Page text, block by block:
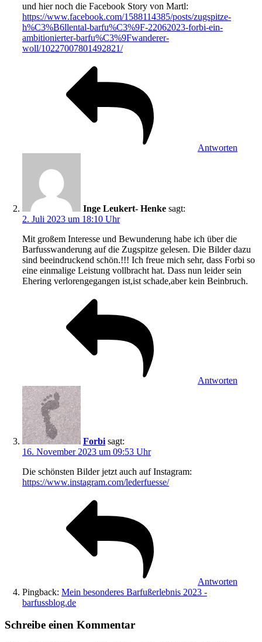
und hier noch die Facebook Story von Martl:
https://www.facebook.com/1588114385/posts/zugspitze-
h%C3%B6llental-barfu%C3%9F-22062023-forbi-ein-
ambitionierter-barfu%C3%9Fwanderer-
woll/10227007801492821/
Antworten
Inge Leukert- Henke sagt:
2. Juli 2023 um 18:10 Uhr
Mit großem Interesse und Bewunderung habe ich über die
Barfusswanderung auf die Zugspitze gelesen. Die Bilder dazu
sind beeindruckend schön.!!! Ich freue mich sehr, dass Forbi so
eine einmalige Leistung vollbracht hat. Dass nun leider sein
Ehering verlorengegangen ist,ist schade,aber kein Beinbruch.
Antworten
Forbi sagt:
16. November 2023 um 09:53 Uhr
Die schönsten Bilder jetzt auch auf Instagram:
https://www.instagram.com/lederfuesse/
Antworten
Pingback: Mein besonderes Barfußerlebnis 2023 -
barfussblog.de
Schreibe einen Kommentar